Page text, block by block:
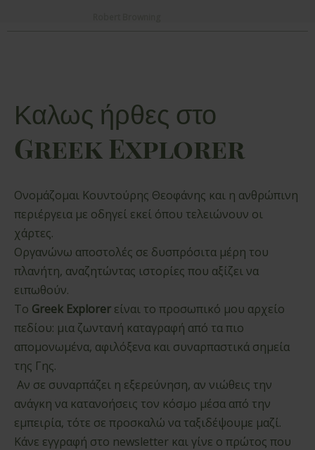
Καλως ήρθες στο
Greek Explorer
Ονομάζομαι Κουντούρης Θεοφάνης και η ανθρώπινη
περιέργεια με οδηγεί εκεί όπου τελειώνουν οι
χάρτες.
Οργανώνω αποστολές σε δυσπρόσιτα μέρη του
πλανήτη, αναζητώντας ιστορίες που αξίζει να
ειπωθούν.
Το Greek Explorer είναι το προσωπικό μου αρχείο
πεδίου: μια ζωντανή καταγραφή από τα πιο
απομονωμένα, αφιλόξενα και συναρπαστικά σημεία
της Γης.
Αν σε συναρπάζει η εξερεύνηση, αν νιώθεις την
ανάγκη να κατανοήσεις τον κόσμο μέσα από την
εμπειρία, τότε σε προσκαλώ να ταξιδέψουμε μαζί.
Κάνε εγγραφή στο newsletter και γίνε ο πρώτος που